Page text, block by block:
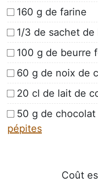
160 g de farine
1/3 de sachet
100 g de beurre
60 g de noix de
20 cl de lait de
50 g de
pépites
Coût